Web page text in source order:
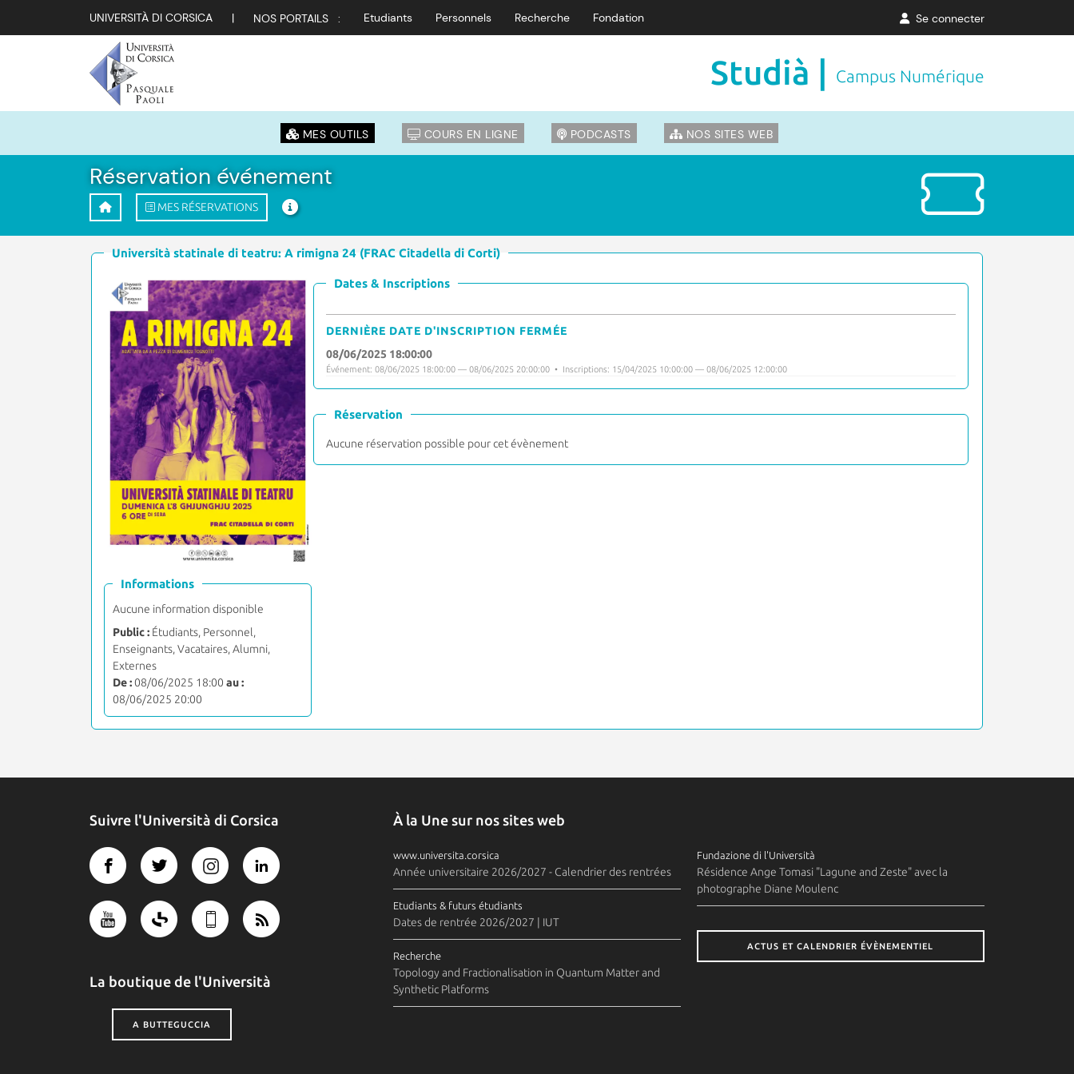
UNIVERSITÀ DI CORSICA | NOS PORTAILS : Etudiants Personnels Recherche Fondation Se connecter
Studià | Campus Numérique
MES OUTILS COURS EN LIGNE PODCASTS NOS SITES WEB
Réservation événement
MES RÉSERVATIONS
Università statinale di teatru: A rimigna 24 (FRAC Citadella di Corti)
Informations
Aucune information disponible
Public : Étudiants, Personnel,
Enseignants, Vacataires, Alumni,
Externes
De :08/06/2025 18:00 au :
08/06/2025 20:00
Dates & Inscriptions
DERNIÈRE DATE D'INSCRIPTION FERMÉE
08/06/2025 18:00:00
Événement: 08/06/2025 18:00:00 — 08/06/2025 20:00:00 • Inscriptions: 15/04/2025 10:00:00 — 08/06/2025 12:00:00
Réservation
Aucune réservation possible pour cet évènement
Suivre l'Università di Corsica
La boutique de l'Università
A BUTTEGUCCIA
À la Une sur nos sites web
www.universita.corsica
Année universitaire 2026/2027 - Calendrier des rentrées
Etudiants & futurs étudiants
Dates de rentrée 2026/2027 | IUT
Recherche
Topology and Fractionalisation in Quantum Matter and
Synthetic Platforms
Fundazione di l'Università
Résidence Ange Tomasi "Lagune and Zeste" avec la
photographe Diane Moulenc
ACTUS ET CALENDRIER ÉVÈNEMENTIEL